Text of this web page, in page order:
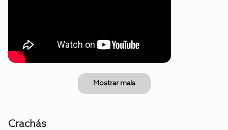
Mostrar mais
Crachás